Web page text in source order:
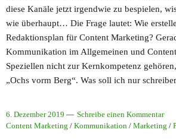
diese Kanäle jetzt irgendwie zu bespielen,
wie überhaupt… Die Frage lautet: Wie
Redaktionsplan für Content Marketing?
Kommunikation im Allgemeinen und
Speziellen nicht zur Kernkompetenz
„Ochs vorm Berg“. Was soll ich nur
6. Dezember 2019
Schreibe einen Kommentar
Content Marketing / Kommunikation / Marketing /